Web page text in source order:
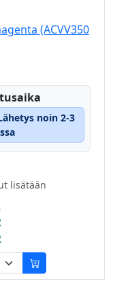
(ACVV350
noin 2-3
lisätään